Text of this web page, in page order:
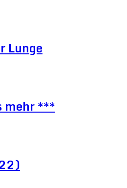
Lunge
mehr ***